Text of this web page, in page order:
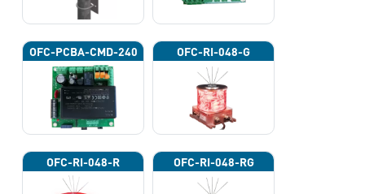
OFC-PCBA-CMD-240 OFC-RI-048-G
OFC-RI-048-R OFC-RI-048-RG